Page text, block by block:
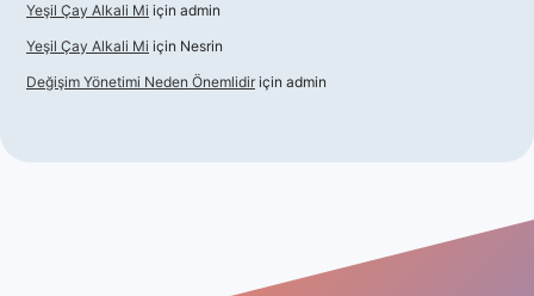
Yeşil Çay Alkali Mi için admin
Yeşil Çay Alkali Mi için Nesrin
Değişim Yönetimi Neden Önemlidir için admin